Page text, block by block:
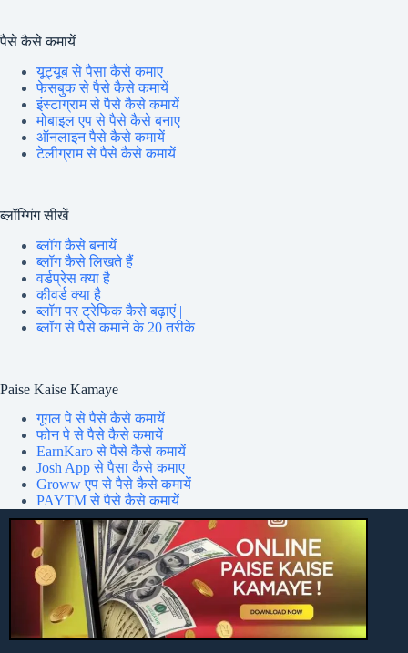
पैसे कैसे कमायें
यूट्यूब से पैसा कैसे कमाए
फेसबुक से पैसे कैसे कमायें
इंस्टाग्राम से पैसे कैसे कमायें
मोबाइल एप से पैसे कैसे बनाए
ऑनलाइन पैसे कैसे कमायें
टेलीग्राम से पैसे कैसे कमायें
ब्लॉग्गिंग सीखें
ब्लॉग कैसे बनायें
ब्लॉग कैसे लिखते हैं
वर्डप्रेस क्या है
कीवर्ड क्या है
ब्लॉग पर ट्रेफिक कैसे बढ़ाएं |
ब्लॉग से पैसे कमाने के 20 तरीके
Paise Kaise Kamaye
गूगल पे से पैसे कैसे कमायें
फोन पे से पैसे कैसे कमायें
EarnKaro से पैसे कैसे कमायें
Josh App से पैसा कैसे कमाए
Groww एप से पैसे कैसे कमायें
PAYTM से पैसे कैसे कमायें